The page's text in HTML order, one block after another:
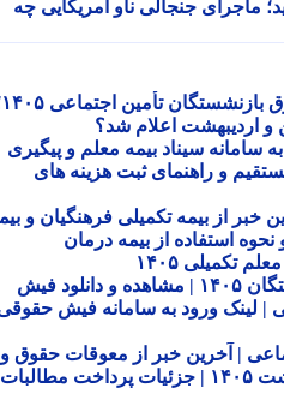
جنجالی ناو آمریکایی چه
جدول واریز مابه التفاوت حقوق بازنشستگان تأمین اجتماعی ۱۴۰۵؛
اعلام شد؟
| ورود به سامانه سیناد بیمه معلم و پیگیری
و راهنمای ثبت هزینه های
۱۴۰۵ | آخرین خبر از بیمه تکمیلی فرهنگیان و بیمه
استفاده از بیمه درمان
۱۴۰۵
دریافت فیش حقوقی بازنشستگان ۱۴۰۵ | مشاهده و دانلود فیش
ورود به سامانه فیش حقوقی
| آخرین خبر از معوقات حقوق و
مابه التفاوت فروردین و اردیبهشت ۱۴۰۵ | جزئیات پرداخت مطالبات